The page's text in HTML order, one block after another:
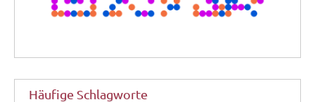
Häufige Schlagworte